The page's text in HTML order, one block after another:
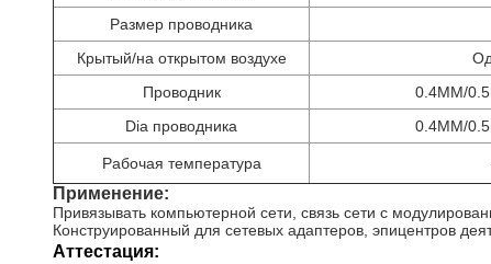
Размер проводника
Крытый/на открытом воздухе
Проводник
0.4MM/
Dia проводника
0.4MM/
Рабочая температура
Применение:
Привязывать компьютерной сети, связь сети с
Конструированный для сетевых адаптеров, эпицентров
Аттестация: